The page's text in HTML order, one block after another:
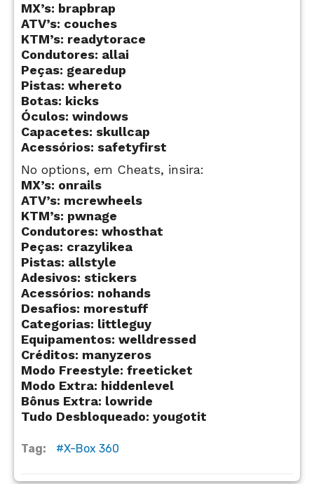
MX’s: brapbrap
ATV’s: couches
KTM’s: readytorace
Condutores: allai
Peças: gearedup
Pistas: whereto
Botas: kicks
Óculos: windows
Capacetes: skullcap
Acessórios: safetyfirst
No options, em Cheats, insira:
MX’s: onrails
ATV’s: mcrewheels
KTM’s: pwnage
Condutores: whosthat
Peças: crazylikea
Pistas: allstyle
Adesivos: stickers
Acessórios: nohands
Desafios: morestuff
Categorias: littleguy
Equipamentos: welldressed
Créditos: manyzeros
Modo Freestyle: freeticket
Modo Extra: hiddenlevel
Bônus Extra: lowride
Tudo Desbloqueado: yougotit
Tag: X-Box 360